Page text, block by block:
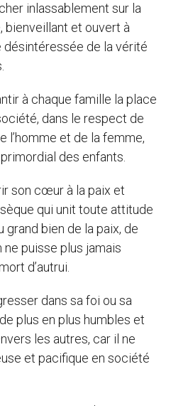
inlassablement sur la
bienveillant et ouvert à
désintéressée de la vérité
à chaque famille la place
dans le respect de
l’homme et de la femme,
des enfants.
son cœur à la paix et
qui unit toute attitude
bien de la paix, de
puisse plus jamais
d’autrui.
dans sa foi ou sa
plus en plus humbles et
les autres, car il ne
et pacifique en société